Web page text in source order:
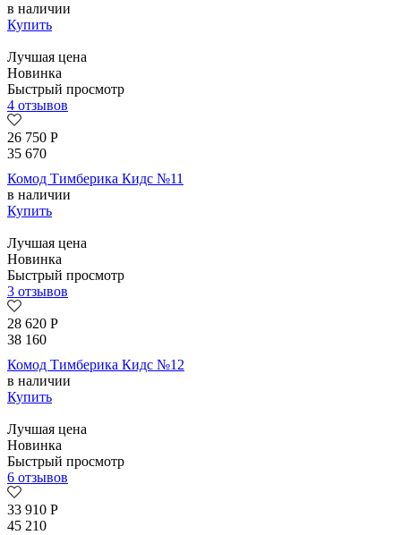
в наличии
Купить
Лучшая цена
Новинка
Быстрый просмотр
4 отзывов
26 750 Р
35 670
Комод Тимберика Кидс №11
в наличии
Купить
Лучшая цена
Новинка
Быстрый просмотр
3 отзывов
28 620 Р
38 160
Комод Тимберика Кидс №12
в наличии
Купить
Лучшая цена
Новинка
Быстрый просмотр
6 отзывов
33 910 Р
45 210